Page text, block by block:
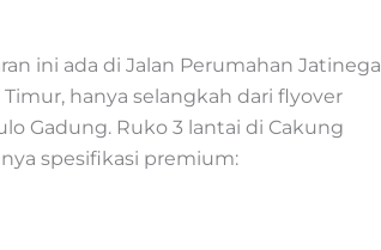
ini ada di Jalan Perumahan
hanya selangkah dari flyover
Gadung. Ruko 3 lantai di Cakung
spesifikasi premium: